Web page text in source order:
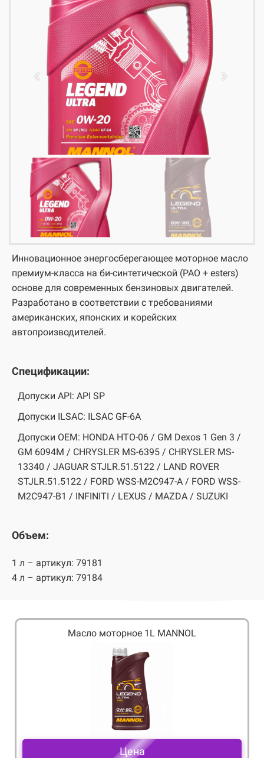
Инновационное энергосберегающее моторное масло
премиум-класса на би-синтетической (PAO + esters)
основе для современных бензиновых двигателей.
Разработано в соответствии с требованиями
американских, японских и корейских
автопроизводителей.
Спецификации:
Допуски API: API SP
Допуски ILSAC: ILSAC GF-6A
Допуски OEM: HONDA HTO-06 / GM Dexos 1 Gen 3 /
GM 6094M / CHRYSLER MS-6395 / CHRYSLER MS-
13340 / JAGUAR STJLR.51.5122 / LAND ROVER
STJLR.51.5122 / FORD WSS-M2C947-A / FORD WSS-
M2C947-B1 / INFINITI / LEXUS / MAZDA / SUZUKI
Объем:
1 л – артикул: 79181
4 л – артикул: 79184
Масло моторное 1L MANNOL
Цена